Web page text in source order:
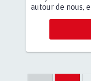
autour de nous,